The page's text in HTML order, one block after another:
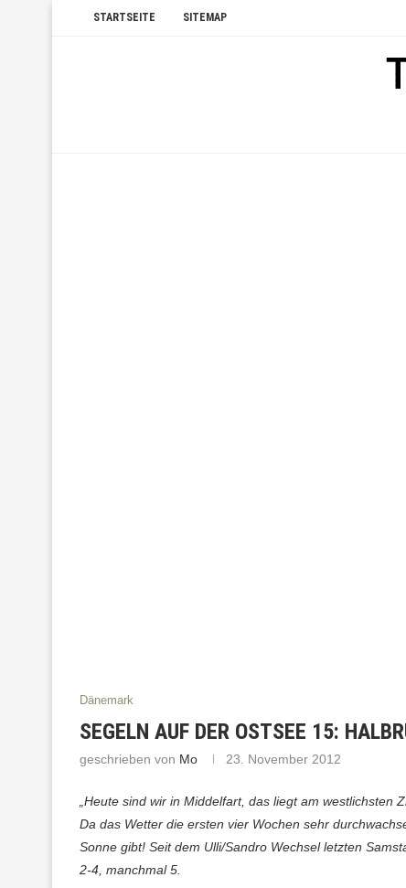
STARTSEITE SITEMAP
Dänemark
SEGELN AUF DER OSTSEE 15:
geschrieben von Mo 23. November 2012
„Heute sind wir in Middelfart, das liegt am westlichsten
Da das Wetter die ersten vier Wochen sehr
Sonne gibt! Seit dem Ulli/Sandro Wechsel letzten
2-4, manchmal 5.